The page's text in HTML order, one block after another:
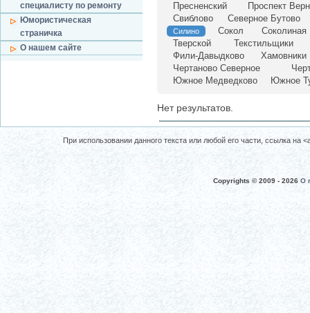
специалисту по ремонту
Юмористическая
страничка
О нашем сайте
Пресненский
Проспект
Свиблово
Северное Бутово
Силино Сокол
Соколиная
Тверской
Текстильщики
Фили-Давыдково
Хамовники
Чертаново Северное
Южное Медведково
Южное
Нет результатов.
При использовании данного текста или любой его части, ссылка
Copyrights © 2009 - 2026 О